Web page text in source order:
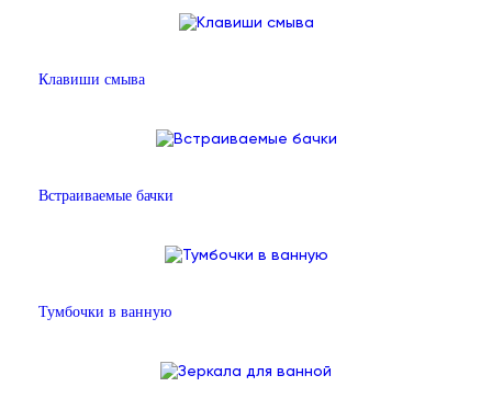
Клавиши смыва
Встраиваемые бачки
Тумбочки в ванную